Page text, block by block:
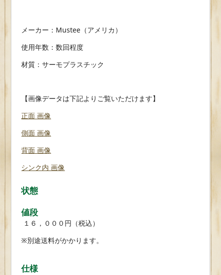
メーカー：Mustee（アメリカ）
使用年数：数回程度
材質：サーモプラスチック
【画像データは下記よりご覧いただけます】
正面 画像
側面 画像
背面 画像
シンク内 画像
状態
値段
１６，０００円（税込）
※別途送料がかかります。
仕様